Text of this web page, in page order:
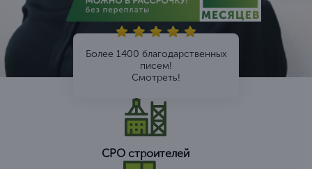
Более 1400 благодарственных
писем!
Смотреть!
СРО строителей